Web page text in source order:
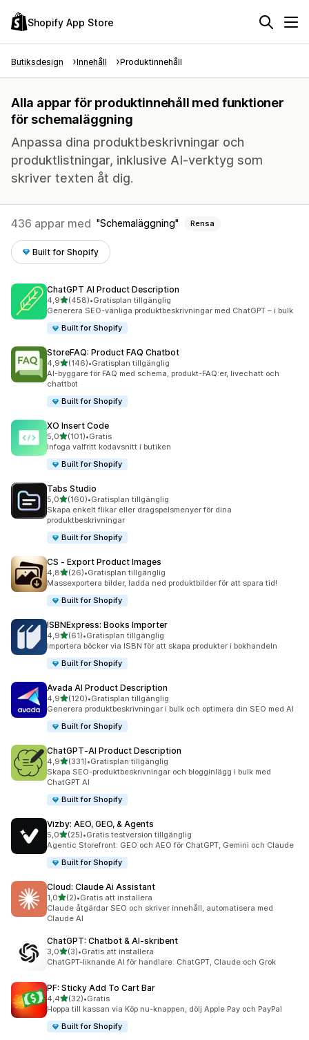
Shopify App Store
Butiksdesign Innehåll Produktinnehåll
Alla appar för produktinnehåll med funktioner
för schemaläggning
Anpassa dina produktbeskrivningar och
produktlistningar, inklusive AI-verktyg som
skriver texten åt dig.
436 appar med Schemaläggning Rensa
Built for Shopify
ChatGPT AI Product Description
4,9av 5 stjärnor
(458)
458 recensioner totalt
•Gratisplan tillgänglig
Generera SEO-vänliga produktbeskrivningar med ChatGPT – i bulk
Built for Shopify
StoreFAQ: Product FAQ Chatbot
4,9av 5 stjärnor
(146)
146 recensioner totalt
•Gratisplan tillgänglig
AI-byggare för FAQ med schema, produkt-FAQ:er, livechatt och
chattbot
Built for Shopify
XO Insert Code
5,0av 5 stjärnor
(101)
101 recensioner totalt
•Gratis
Infoga valfritt kodavsnitt i butiken
Built for Shopify
Tabs Studio
5,0av 5 stjärnor
(160)
160 recensioner totalt
•Gratisplan tillgänglig
Skapa enkelt flikar eller dragspelsmenyer för dina
produktbeskrivningar
Built for Shopify
CS ‑ Export Product Images
4,8av 5 stjärnor
(26)
26 recensioner totalt
•Gratisplan tillgänglig
Massexportera bilder, ladda ned produktbilder för att spara tid!
Built for Shopify
ISBNExpress: Books Importer
4,9av 5 stjärnor
(61)
61 recensioner totalt
•Gratisplan tillgänglig
Importera böcker via ISBN för att skapa produkter i bokhandeln
Built for Shopify
Avada AI Product Description
4,9av 5 stjärnor
(120)
120 recensioner totalt
•Gratisplan tillgänglig
Generera produktbeskrivningar i bulk och optimera din SEO med AI
Built for Shopify
ChatGPT‑AI Product Description
4,9av 5 stjärnor
(331)
331 recensioner totalt
•Gratisplan tillgänglig
Skapa SEO-produktbeskrivningar och blogginlägg i bulk med
ChatGPT AI
Built for Shopify
Vizby: AEO, GEO, & Agents
5,0av 5 stjärnor
(25)
25 recensioner totalt
•Gratis testversion tillgänglig
Agentic Storefront: GEO och AEO för ChatGPT, Gemini och Claude
Built for Shopify
Cloud: Claude Ai Assistant
1,0av 5 stjärnor
(2)
2 recensioner totalt
•Gratis att installera
Claude åtgärdar SEO och skriver innehåll, automatisera med
Claude AI
ChatGPT: Chatbot & AI‑skribent
3,0av 5 stjärnor
(3)
3 recensioner totalt
•Gratis att installera
ChatGPT-liknande AI för handlare: ChatGPT, Claude och Grok
PF: Sticky Add To Cart Bar
4,4av 5 stjärnor
(32)
32 recensioner totalt
•Gratis
Hoppa till kassan via Köp nu-knappen, dölj Apple Pay och PayPal
Built for Shopify